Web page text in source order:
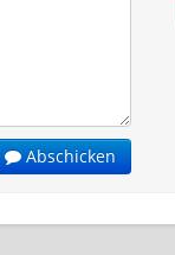
Abschicken